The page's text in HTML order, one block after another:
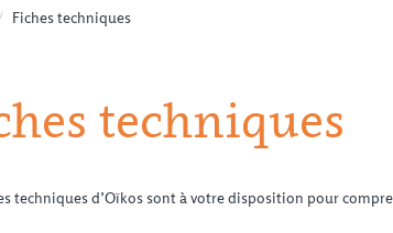
Fiches techniques
techniques
techniques d’Oïkos sont à votre disposition pour